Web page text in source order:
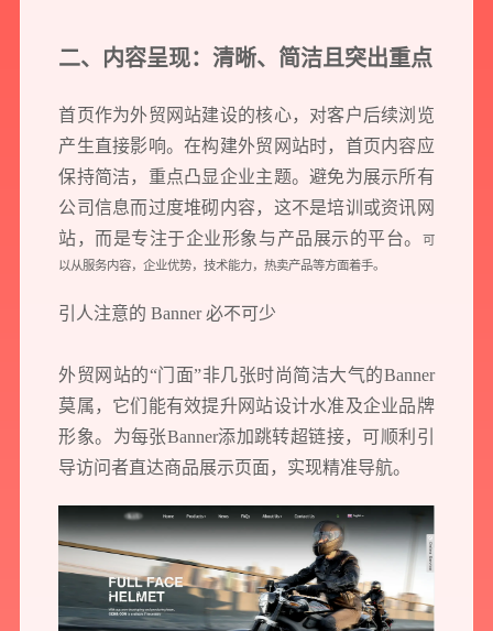
二、内容呈现：清晰、简洁且突出重点
首页作为外贸网站建设的核心，对客户后续浏览
产生直接影响。在构建外贸网站时，首页内容应
保持简洁，重点凸显企业主题。避免为展示所有
公司信息而过度堆砌内容，这不是培训或资讯网
站，而是专注于企业形象与产品展示的平台。
可
以从服务内容，企业优势，技术能力，热卖产品等方面着手。
引人注意的 Banner 必不可少
外贸网站的“门面”非几张时尚简洁大气的Banner
莫属，它们能有效提升网站设计水准及企业品牌
形象。为每张Banner添加跳转超链接，可顺利引
导访问者直达商品展示页面，实现精准导航。